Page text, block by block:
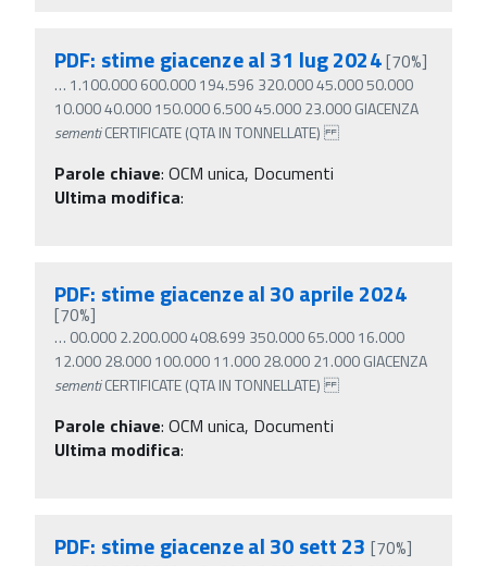
PDF: stime giacenze al 31 lug 2024[70%]
… 1.100.000 600.000 194.596 320.000 45.000 50.000
10.000 40.000 150.000 6.500 45.000 23.000 GIACENZA
sementiCERTIFICATE (QTA IN TONNELLATE)
Parole chiave: OCM unica, Documenti
Ultima modifica:
PDF: stime giacenze al 30 aprile 2024
[70%]
… 00.000 2.200.000 408.699 350.000 65.000 16.000
12.000 28.000 100.000 11.000 28.000 21.000 GIACENZA
sementiCERTIFICATE (QTA IN TONNELLATE)
Parole chiave: OCM unica, Documenti
Ultima modifica:
PDF: stime giacenze al 30 sett 23 [70%]